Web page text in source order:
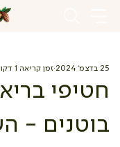
חטיפי
בוטנים -
25 בדצמ׳ 2024 זמן קריאה 1 דקות